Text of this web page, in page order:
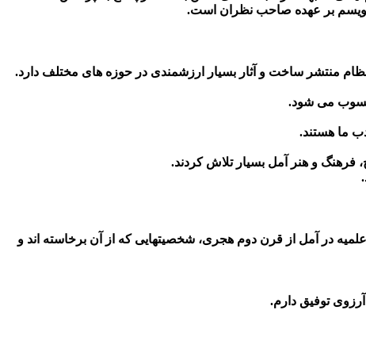
بر عهده صاحب نظران است.
نظام منتشر ساخت و آثار بسیار ارزشمندی در حوزه های مختلف دارد.
محسوب می شود.
ما هستند.
فرهنگ و هنر آمل بسیار تلاش کردند.
در آمل از قرن دوم هجری، شخصیتهایی که از آن برخاسته اند و
توفیق دارم.